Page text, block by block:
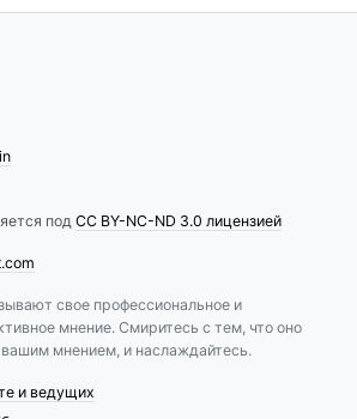
под CC BY-NC-ND 3.0 лицензией
свое профессиональное и
мнение. Смиритесь с тем, что оно
мнением, и наслаждайтесь.
и ведущих